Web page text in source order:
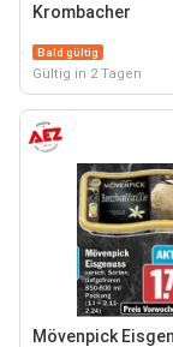
Krombacher
Bald gültig
Gültig in 2 Tagen
Mövenpick